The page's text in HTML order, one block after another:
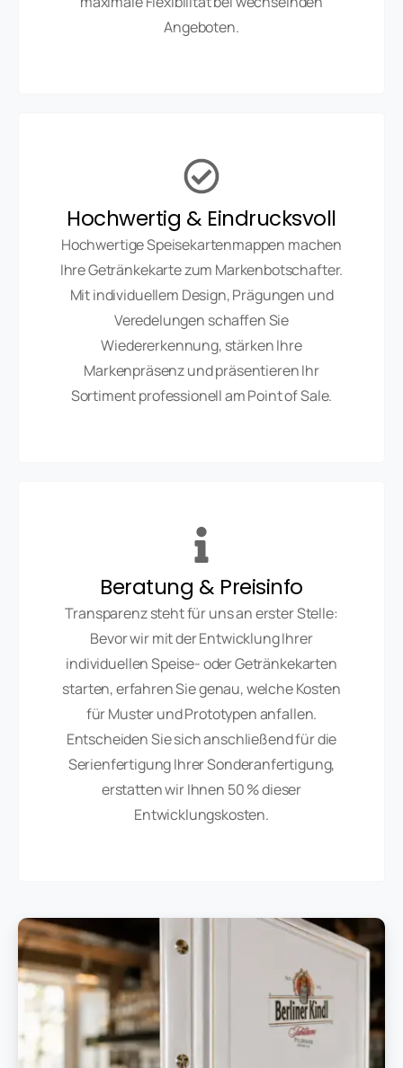
Angeboten.
Hochwertig & Eindrucksvoll
Hochwertige Speisekartenmappen machen
Ihre Getränkekarte zum Markenbotschafter.
Mit individuellem Design, Prägungen und
Veredelungen schaffen Sie
Wiedererkennung, stärken Ihre
Markenpräsenz und präsentieren Ihr
Sortiment professionell am Point of Sale.
Beratung & Preisinfo
Transparenz steht für uns an erster Stelle:
Bevor wir mit der Entwicklung Ihrer
individuellen Speise- oder Getränkekarten
starten, erfahren Sie genau, welche Kosten
für Muster und Prototypen anfallen.
Entscheiden Sie sich anschließend für die
Serienfertigung Ihrer Sonderanfertigung,
erstatten wir Ihnen 50 % dieser
Entwicklungskosten.